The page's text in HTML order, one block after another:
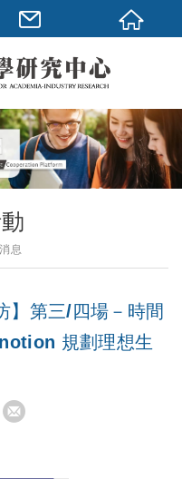
息
】第三/四場－時間
規劃理想生